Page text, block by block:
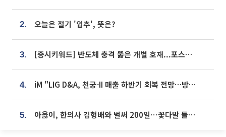
2. 오늘은 절기 '입추', 뜻은?
3. [증시키워드] 반도체 충격 뚫은 개별 호재...포스코퓨처엠·에코프로·한화솔루션 '눈길'
4. iM "LIG D&A, 천궁-II 매출 하반기 회복 전망…방산 톱픽 유지"
5. 아옳이, 한의사 김형배와 벌써 200일⋯꽃다발 들고 "프러포즈 아냐"